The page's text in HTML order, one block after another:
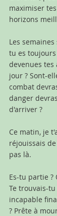
maximiser
horizons
Les
tu es
devenues tes
jour ? Sont-
combat
danger
d'arriver ?
Ce matin, je
réjouissais
pas là.
Es-tu partie
Te trouvais-
incapable
? Prête à